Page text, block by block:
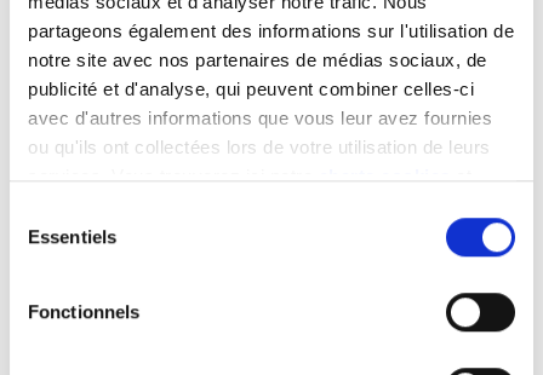
partageons également des informations sur l'utilisation de
notre site avec nos partenaires de médias sociaux, de
publicité et d'analyse, qui peuvent combiner celles-ci
avec d'autres informations que vous leur avez fournies
ou qu'ils ont collectées lors de votre utilisation de leurs
services. Vous trouverez ici notrecharte cookieset
Essentiels
Fonctionnels
Comment adopter un
comportement éthique
au volant?
Une boîte automatique
que choisir?
UTILISATION
de) panique à bord!
NEWS
pas (que) pour les nuls